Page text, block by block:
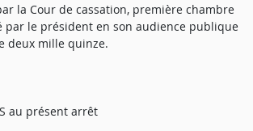
la Cour de cassation, première chambre
par le président en son audience publique
deux mille quinze.
au présent arrêt